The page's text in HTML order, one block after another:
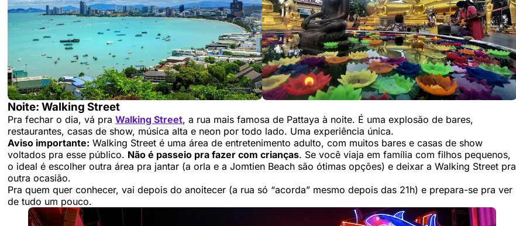
Noite: Walking Street
Pra fechar o dia, vá pra Walking Street, a rua mais famosa de Pattaya à noite. É uma explosão de bares,
restaurantes, casas de show, música alta e neon por todo lado. Uma experiência única.
Aviso importante: Walking Street é uma área de entretenimento adulto, com muitos bares e casas de show
voltados pra esse público. Não é passeio pra fazer com crianças. Se você viaja em família com filhos pequenos,
o ideal é escolher outra área pra jantar (a orla e a Jomtien Beach são ótimas opções) e deixar a Walking Street pra
outra ocasião.
Pra quem quer conhecer, vai depois do anoitecer (a rua só “acorda” mesmo depois das 21h) e prepara-se pra ver
de tudo um pouco.